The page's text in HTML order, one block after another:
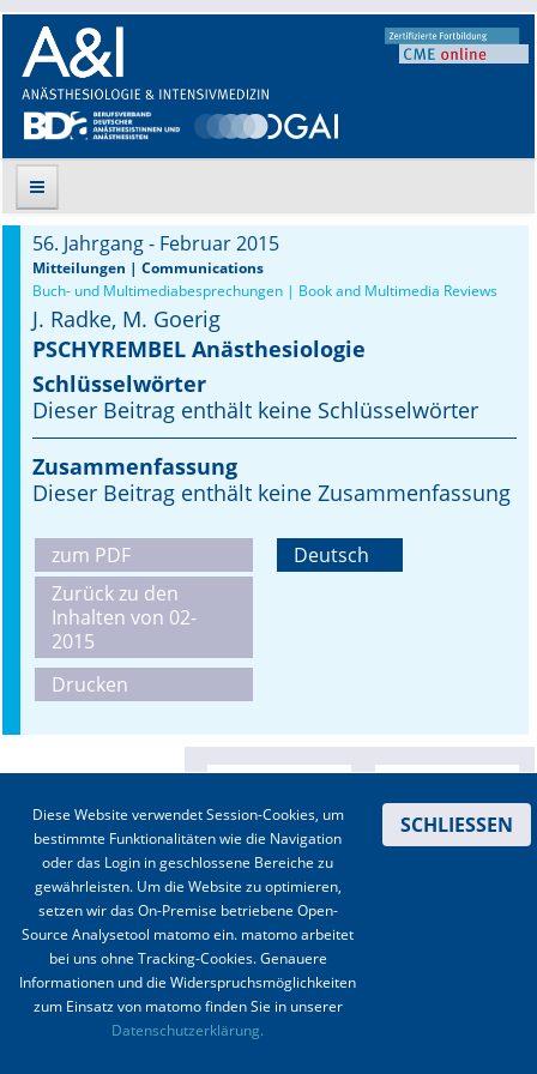
Suche
Aktuelle Ausgabe
Leitlinien
Archiv
Supplements
Online First
A&I English
Mediadaten
Autoren-Service
Stellenmarkt
Kongresskalender
56. Jahrgang - Februar 2015
Mitteilungen | Communications
Buch- und Multimediabesprechungen | Book and Multimedia Reviews
J. Radke, M. Goerig
PSCHYREMBEL Anästhesiologie
Schlüsselwörter
Dieser Beitrag enthält keine Schlüsselwörter
Zusammenfassung
Dieser Beitrag enthält keine Zusammenfassung
zum PDF
Zurück zu den
Inhalten von 02-
2015
Drucken
Deutsch
Impressum Datenschutz
Diese Website verwendet Session-Cookies, um
bestimmte Funktionalitäten wie die Navigation
oder das Login in geschlossene Bereiche zu
gewährleisten. Um die Website zu optimieren,
setzen wir das On-Premise betriebene Open-
Source Analysetool matomo ein. matomo arbeitet
bei uns ohne Tracking-Cookies. Genauere
Informationen und die Widerspruchsmöglichkeiten
zum Einsatz von matomo finden Sie in unserer
Datenschutzerklärung.
SCHLIESSEN